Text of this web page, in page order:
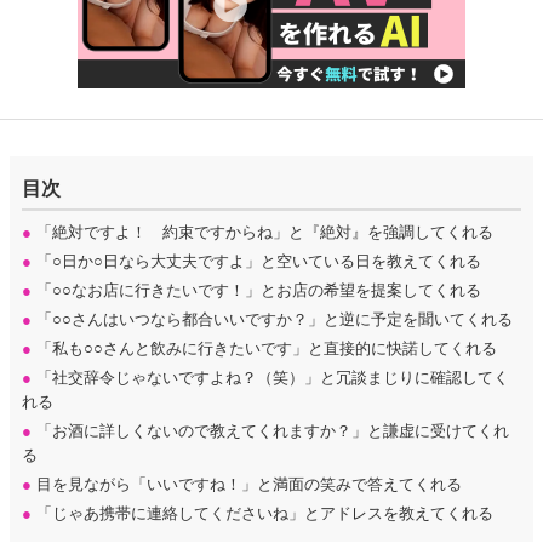
目次
● 「絶対ですよ！ 約束ですからね」と『絶対』を強調してくれる
● 「○日か○日なら大丈夫ですよ」と空いている日を教えてくれる
● 「○○なお店に行きたいです！」とお店の希望を提案してくれる
● 「○○さんはいつなら都合いいですか？」と逆に予定を聞いてくれる
● 「私も○○さんと飲みに行きたいです」と直接的に快諾してくれる
● 「社交辞令じゃないですよね？（笑）」と冗談まじりに確認してく
れる
● 「お酒に詳しくないので教えてくれますか？」と謙虚に受けてくれ
る
● 目を見ながら「いいですね！」と満面の笑みで答えてくれる
● 「じゃあ携帯に連絡してくださいね」とアドレスを教えてくれる